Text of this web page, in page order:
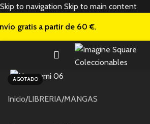
Skip to navigation Skip to main content
gratis a partir de 60 €.
AGOTADO
Inicio/LIBRERIA/MANGAS